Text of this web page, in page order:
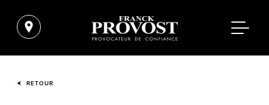
RETOUR